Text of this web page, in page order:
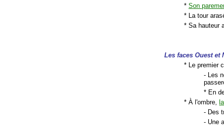
*Son
* La tour
* Sa hauteur
Les faces Ouest et
* Le premier
- Les
* En
* À l'ombre,
- Des
- Une